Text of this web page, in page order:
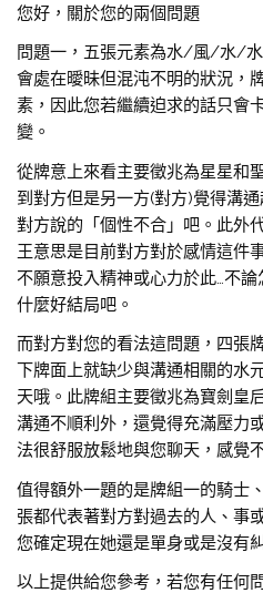
您好，關於您的兩個問題
問題一，五張元素為水/風/水/
會處在曖昧但混沌不明的狀況，
素，因此您若繼續迫求的話只會
變。
從牌意上來看主要徵兆為星星和
到對方但是另一方(對方)覺得溝
對方說的「個性不合」吧。此外
王意思是目前對方對於感情這件
不願意投入精神或心力於此…不
什麼好結局吧。
而對方對您的看法這問題，四
下牌面上就缺少與溝通相關的水
天哦。此牌組主要徵兆為寶劍皇
溝通不順利外，還覺得充滿壓力
法很舒服放鬆地與您聊天，感覺
值得額外一題的是牌組一的騎士
張都代表著對方對過去的人、事
您確定現在她還是單身或是沒有
以上提供給您參考，若您有任何